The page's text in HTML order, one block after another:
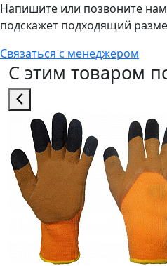
Напишите или позвоните
подскажет подходящий
Связаться с менеджером
С этим товаром